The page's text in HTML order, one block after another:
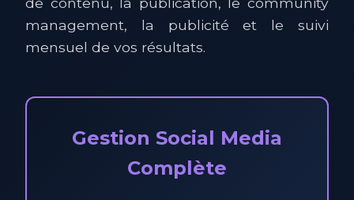
management, la publicité et le suivi
mensuel de vos résultats.
Gestion Social Media
Complète